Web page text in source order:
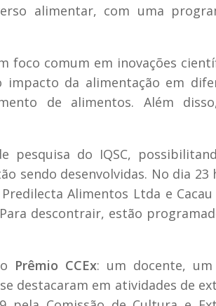
alimentar, com uma
foco comum em inovações
impacto da alimentação em
de alimentos. Além
pesquisa do IQSC,
sendo desenvolvidas. No dia 23
Alimentos Ltda e Cacau
descontrair, estão
Prêmio CCEx: um docente, um
destacaram em atividades de